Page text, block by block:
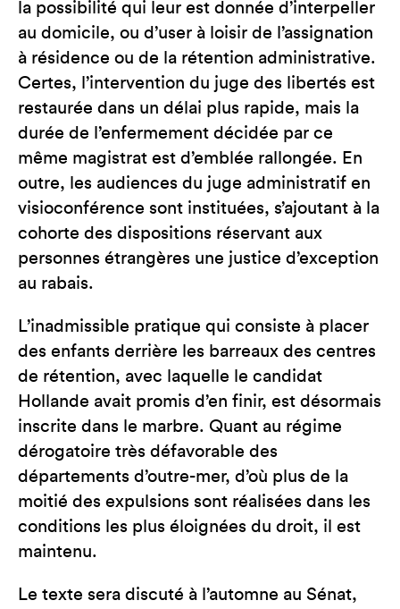
la possibilité qui leur est donnée d’interpeller
au domicile, ou d’user à loisir de l’assignation
à résidence ou de la rétention administrative.
Certes, l’intervention du juge des libertés est
restaurée dans un délai plus rapide, mais la
durée de l’enfermement décidée par ce
même magistrat est d’emblée rallongée. En
outre, les audiences du juge administratif en
visioconférence sont instituées, s’ajoutant à la
cohorte des dispositions réservant aux
personnes étrangères une justice d’exception
au rabais.
L’inadmissible pratique qui consiste à placer
des enfants derrière les barreaux des centres
de rétention, avec laquelle le candidat
Hollande avait promis d’en finir, est désormais
inscrite dans le marbre. Quant au régime
dérogatoire très défavorable des
départements d’outre-mer, d’où plus de la
moitié des expulsions sont réalisées dans les
conditions les plus éloignées du droit, il est
maintenu.
Le texte sera discuté à l’automne au Sénat,